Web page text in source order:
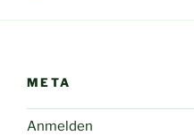
META
Anmelden